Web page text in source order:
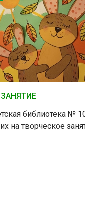
библиотека №
на творческое